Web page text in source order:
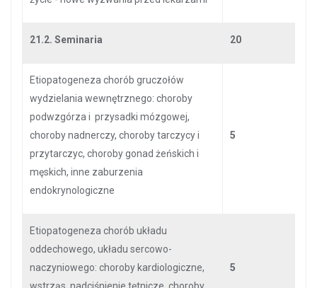
21.2. Seminaria 20
Etiopatogeneza chorób gruczołów
wydzielania wewnętrznego: choroby
podwzgórza i przysadki mózgowej,
choroby nadnerczy, choroby tarczycy i
przytarczyc, choroby gonad żeńskich i
męskich, inne zaburzenia
endokrynologiczne
5
Etiopatogeneza chorób układu
oddechowego, układu sercowo-
naczyniowego: choroby kardiologiczne,
5